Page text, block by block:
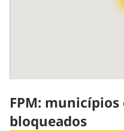
FPM: municípios
bloqueados